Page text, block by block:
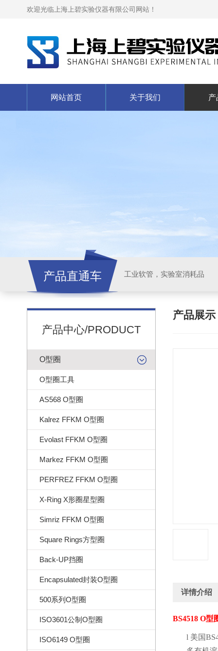
欢迎光临上海上碧实验仪器有限公司网站！
网站首页 关于我们 产
产品直通车 工业软管，实验室消耗品
产品中心/PRODUCT
O型圈
O型圈工具
AS568 O型圈
Kalrez FFKM O型圈
Evolast FFKM O型圈
Markez FFKM O型圈
PERFREZ FFKM O型圈
X-Ring X形圈星型圈
Simriz FFKM O型圈
Square Rings方型圈
Back-UP挡圈
Encapsulated封装O型圈
500系列O型圈
ISO3601公制O型圈
ISO6149 O型圈
产品展示
详情介绍
BS4518 O型
l 美国